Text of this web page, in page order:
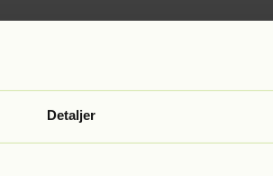
Detaljer